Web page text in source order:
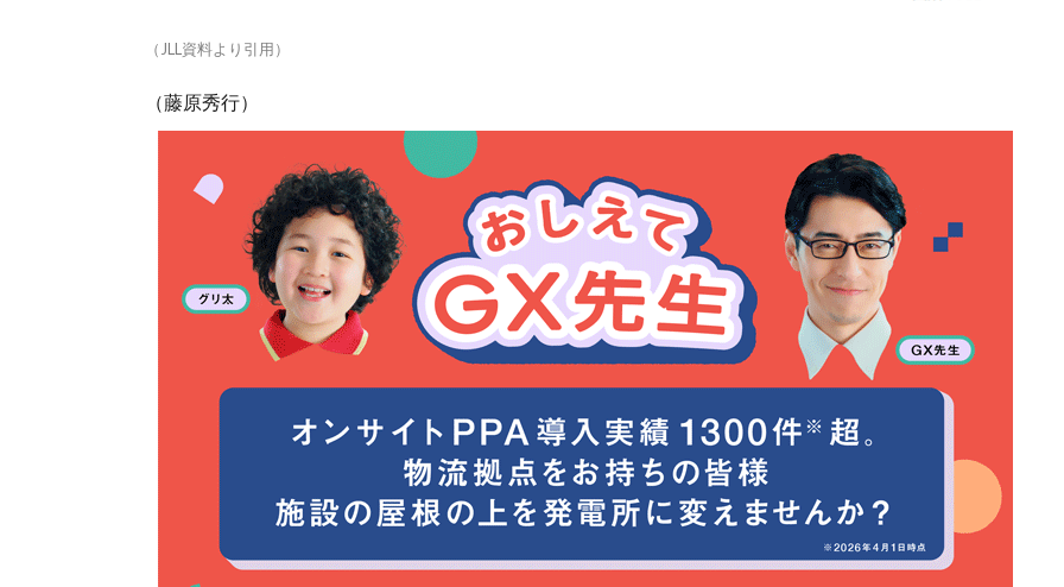
（JLL資料より引用）
（藤原秀行）